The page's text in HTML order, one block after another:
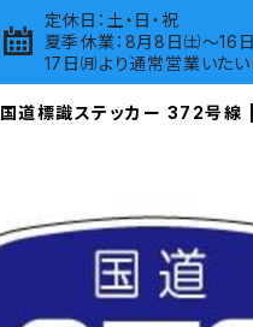
定休日：土・日・祝
夏季休業：8月8日㈯～16
17日㈪より通常営業いたい
国道標識ステッカー 372号線